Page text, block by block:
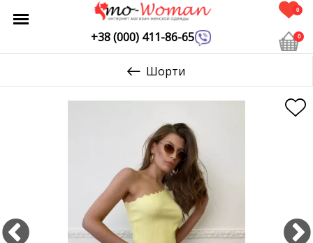
+38 (000) 411-86-65
0
0
Шорти